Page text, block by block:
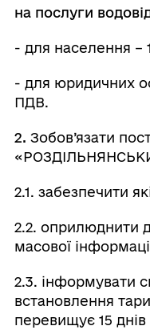
на послуги
- для населення –
- для юридичних
ПДВ.
2. Зобов’язати
2.1. забезпечити
2.2. оприлюднити
масової
2.3. інформувати
встановлення
перевищує 15 днів